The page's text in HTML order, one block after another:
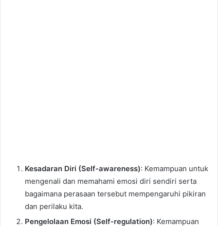
Kesadaran Diri (Self-awareness): Kemampuan untuk
mengenali dan memahami emosi diri sendiri serta
bagaimana perasaan tersebut mempengaruhi pikiran
dan perilaku kita.
Pengelolaan Emosi (Self-regulation): Kemampuan